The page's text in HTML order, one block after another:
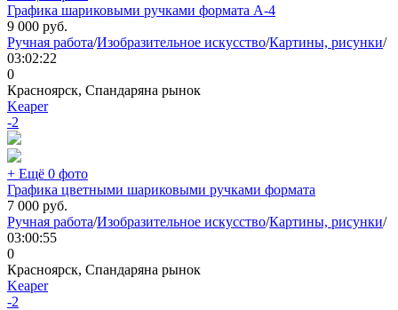
Графика шариковыми ручками формата А-4
9 000 руб.
Ручная работа/Изобразительное искусство/Картины, рисунки/
03:02:22
0
Красноярск, Спандаряна рынок
Keaper
-2
+ Ещё 0 фото
Графика цветными шариковыми ручками формата
7 000 руб.
Ручная работа/Изобразительное искусство/Картины, рисунки/
03:00:55
0
Красноярск, Спандаряна рынок
Keaper
-2